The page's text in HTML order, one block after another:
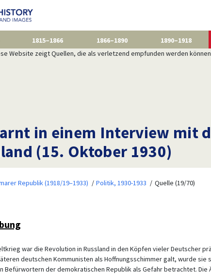
1815–1866 1866–1890 1890–1918
Website zeigt Quellen, die als verletzend empfunden werden
in einem Interview mit
(15. Oktober 1930)
Republik (1918/19–1933) Politik, 1930-1933 Quelle (19/70)
war die Revolution in Russland in den Köpfen vieler Deutscher
deutschen Kommunisten als Hoffnungsschimmer galt, wurde sie
Befürwortern der demokratischen Republik als Gefahr betrachtet.